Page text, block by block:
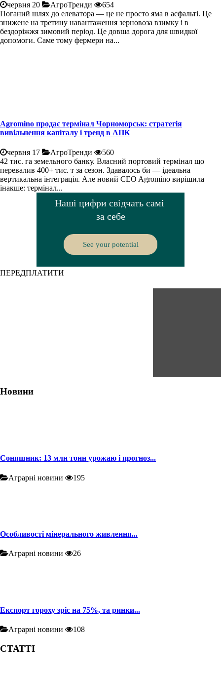
червня 20 АгроТренди
654
Поганий шлях до елеватора — це не просто яма в асфальті. Це
знижене на третину навантаження зерновоза взимку і в
бездоріжжя зимовий період. Це довша дорога для швидкої
допомоги. Саме тому фермери на...
Agromino продає термінал Чорноморськ: стратегія
вивільнення капіталу і тренд в АПК
червня 17 АгроТренди
560
42 тис. га земельного банку. Власний портовий термінал що
перевалив 400+ тис. т за сезон. Здавалось би — ідеальна
вертикальна інтеграція. Але новий CEO Agromino вирішила
інакше: термінал...
ПЕРЕДПЛАТИТИ
Новини
Соняшник: 13 млн тонн урожаю і прогноз...
Аграрні новини 195
Особливості мінерального живлення...
Аграрні новини 26
Експорт гороху зріс на 75%, та ринки...
Аграрні новини 108
СТАТТІ